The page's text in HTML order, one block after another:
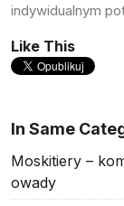
indywidualnym
Like This
In Same
Moskitiery –
owady